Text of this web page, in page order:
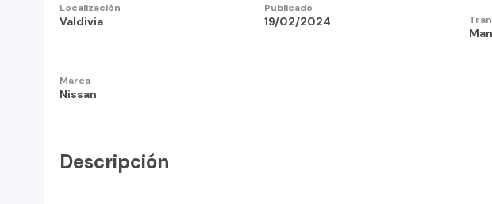
Localización
Valdivia
Publicado
19/02/2024
Marca
Nissan
Descripción